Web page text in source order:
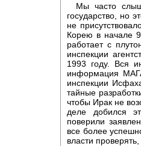
Мы часто
государство, но
не
Корею в начале
работает с
инспекции
1993 году. Вся
информация
инспекции
тайные
чтобы Ирак не
деле добился
поверили
все более
власти